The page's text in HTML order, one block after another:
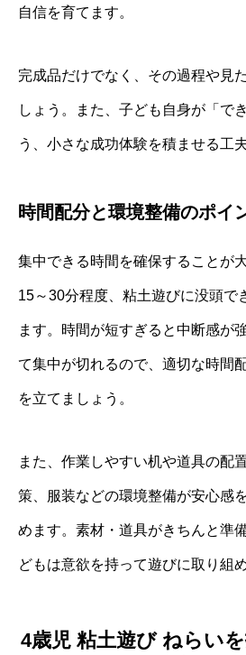
自信を育てます。
完成品だけでなく、その過程や見
しょう。また、子ども自身が「で
う、小さな成功体験を積ませる工
時間配分と環境整備のポイ
集中できる時間を確保することが
15～30分程度、粘土遊びに没頭で
ます。時間が短すぎると中断感が
て集中が切れるので、適切な時間
を立てましょう。
また、作業しやすい机や道具の配
策、服装などの環境整備が安心感
めます。素材・道具がきちんと準
どもは意欲を持って遊びに取り組め
4歳児 粘土遊び ねらい